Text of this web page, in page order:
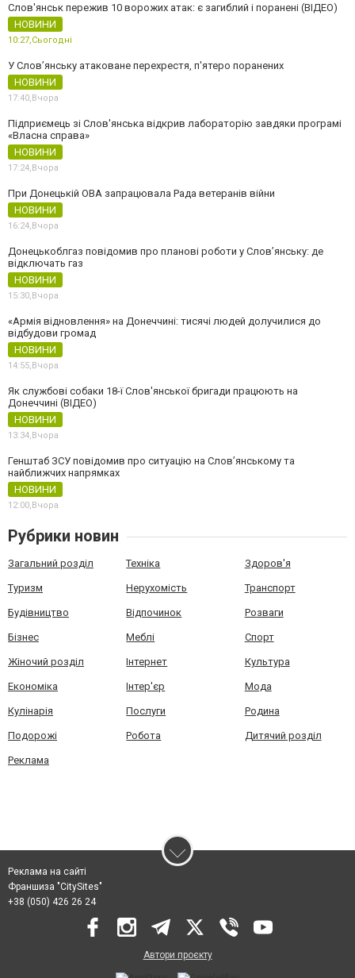
Слов'янськ пережив 10 ворожих атак: є загиблий і поранені (ВІДЕО)
НОВИНИ
10:27,Сьогодні
У Слов’янську атаковане перехрестя, п'ятеро поранених
НОВИНИ
17:40,Вчора
Підприємець зі Слов'янська відкрив лабораторію завдяки програмі
«Власна справа»
НОВИНИ
17:24,Вчора
При Донецькій ОВА запрацювала Рада ветеранів війни
НОВИНИ
16:24,Вчора
Донецькоблгаз повідомив про планові роботи у Слов’янську: де
відключать газ
НОВИНИ
15:30,Вчора
«Армія відновлення» на Донеччині: тисячі людей долучилися до
відбудови громад
НОВИНИ
14:55,Вчора
Як службові собаки 18-ї Слов'янської бригади працюють на
Донеччині (ВІДЕО)
НОВИНИ
13:34,Вчора
Генштаб ЗСУ повідомив про ситуацію на Слов’янському та
найближчих напрямках
НОВИНИ
12:00,Вчора
Рубрики новин
Загальний розділ Техніка Здоров'я
Туризм Нерухомість Транспорт
Будівництво Відпочинок Розваги
Бізнес Меблі Спорт
Жіночий розділ Інтернет Культура
Економіка Інтер'єр Мода
Кулінарія Послуги Родина
Подорожі Робота Дитячий розділ
Реклама
Реклама на сайті
Франшиза "CitySites"
+38 (050) 426 26 24
Автори проєкту